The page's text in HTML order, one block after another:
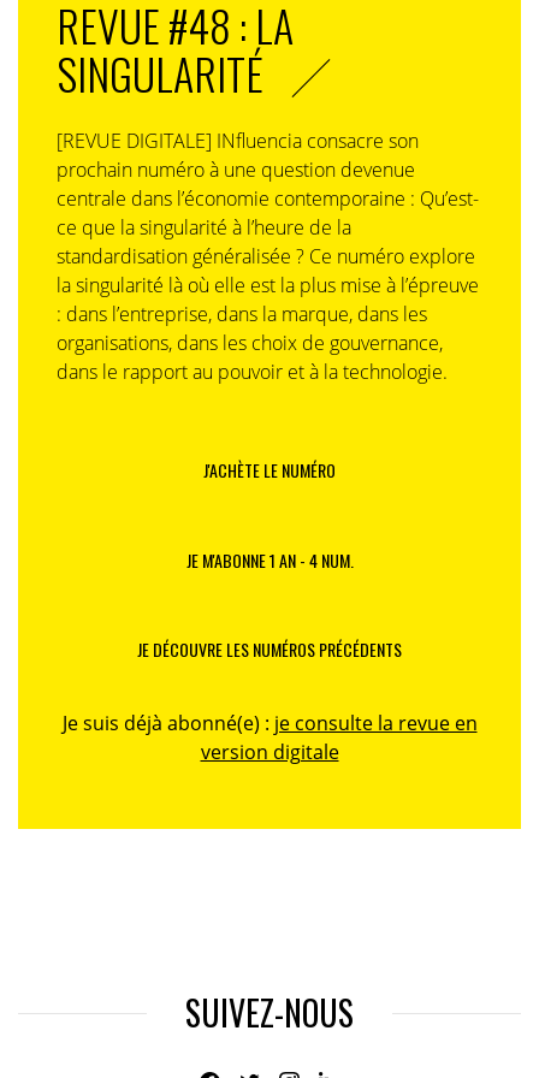
REVUE #48 : LA
SINGULARITÉ
[REVUE DIGITALE] INfluencia consacre son
prochain numéro à une question devenue
centrale dans l’économie contemporaine : Qu’est-
ce que la singularité à l’heure de la
standardisation généralisée ? Ce numéro explore
la singularité là où elle est la plus mise à l’épreuve
: dans l’entreprise, dans la marque, dans les
organisations, dans les choix de gouvernance,
dans le rapport au pouvoir et à la technologie.
J'ACHÈTE LE NUMÉRO
JE M'ABONNE 1 AN - 4 NUM.
JE DÉCOUVRE LES NUMÉROS PRÉCÉDENTS
Je suis déjà abonné(e) : je consulte la revue en
version digitale
SUIVEZ-NOUS